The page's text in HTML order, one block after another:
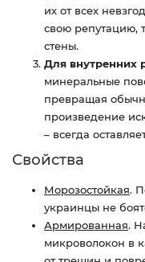
их от всех
свою репутацию,
стены.
Для внутренних
минеральные
превращая
произведение
– всегда
Свойства
Морозостойкая.
украинцы не
Армированная.
микроволокон в